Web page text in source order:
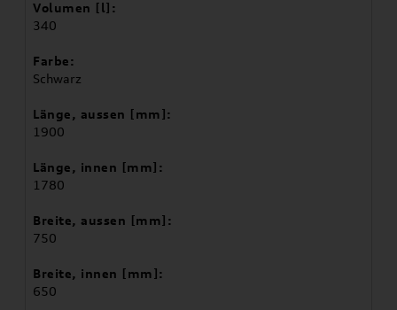
Volumen [l]:
340
Farbe:
Schwarz
Länge, aussen [mm]:
1900
Länge, innen [mm]:
1780
Breite, aussen [mm]:
750
Breite, innen [mm]:
650